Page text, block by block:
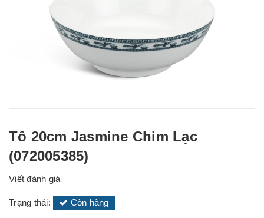
Tô 20cm Jasmine Chim Lạc
(072005385)
Viết đánh giá
Trạng thái: Còn hàng